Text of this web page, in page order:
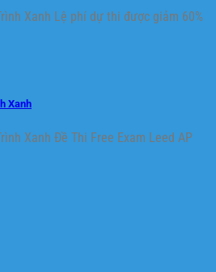
Xanh Lệ phí dự thi được giảm 60%
Xanh
Xanh Đề Thi Free Exam Leed AP